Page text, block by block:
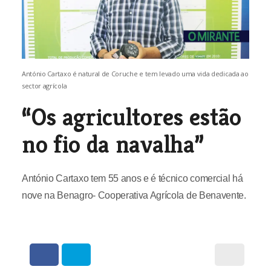
António Cartaxo é natural de Coruche e tem levado uma vida dedicada ao
sector agrícola
“Os agricultores estão
no fio da navalha”
António Cartaxo tem 55 anos e é técnico comercial há
nove na Benagro- Cooperativa Agrícola de Benavente.